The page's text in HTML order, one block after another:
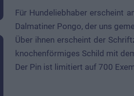
Für Hundeliebhaber erscheint
Dalmatiner Pongo, der uns
Über ihnen erscheint der
knochenförmiges Schild mit
Der Pin ist limitiert auf 700